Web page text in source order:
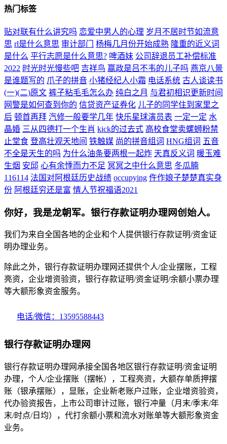
热门标签
贴对联有什么讲究吗 恋爱中男人的心理 岁月不居时节如流意
思 rl是什么意思 审计部门 杨梅几月份开始成熟 隆重的近义词
是什么 平行志愿是什么意思? 啤酒妹 公司辞退员工补偿标准
2022 时光时光慢些吧 吉祥鸟 赢政是吕不韦的儿子吗 燕京八景
是谁题写的 爪子的拼音 小猪经纪人小霜 电话系统 古人谈读书
(一)(二)原文 裤子粘毛毛怎么办 纯白之月 与君初相识更新时间
网警是如何查到你的 信贷资产证券化 儿子的同学住到家里之
后 顿首再拜 汽修一般要学几年 快乐星球演员表 一定一定 水
晶婚 三从四德打一个生肖 kick的过去式 高校食堂卖螺蛳粉禁
止堂食 登高壮观天地间 铁触媒 尚的拼音组词 HNG组词 五音
不全是天生的吗 为什么油条要两根一起炸 天真反义词 暖玉难
生烟 安邱 心有余悸而力不足 冥冥之中什么意思 冬瓜腩
116114 法国对阿根廷历史战绩 occupying 仵作娘子楚楚真实身
份 阿根廷穷还是富 情人节祝福语2021
你好，我是龙朝军。银行存款证明办理网创始人。
我们为来自全国各地的企业和个人提供银行存款证明/资金证
明办理业务。
除此之外，银行存款证明办理网还提供个人/企业摆账，工程
亮资，企业增资验资，银行存款证明/资金证明/余额小票办理
等大额形象资金服务。
电话/微信：13595588443
银行存款证明办理网
银行存款证明办理网承接全国各地区银行存款证明/资金证明
办理，个人/企业摆账（摆帐），工程亮资，大额存单质押摆
账（银承摆账），显账，企业新老账户过账，企业增资验资，
代办验资报告，上市公司审计过账，银行冲量（月末/季末/年
末/时点/日均），代打余额小票和流水对账单等大额形象资金
业务。